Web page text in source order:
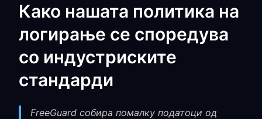
Како нашата политика на
логирање се споредува
со индустриските
стандарди
FreeGuard собира помалку податоци од